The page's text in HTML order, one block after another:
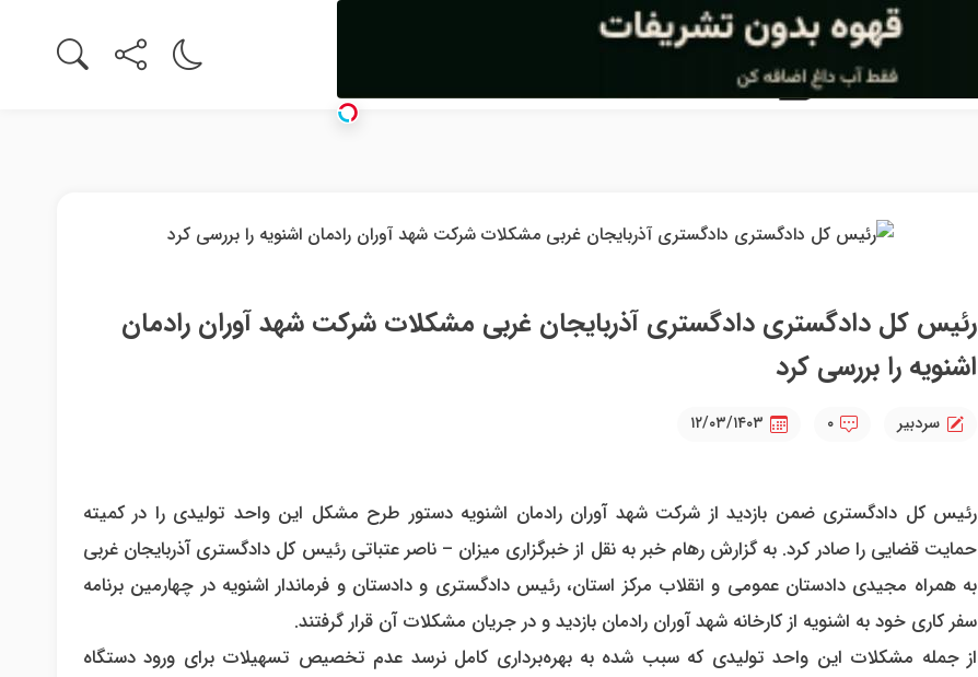
رئیس کل دادگستری دادگستری آذربایجان غربی مشکلات شرکت شهد آوران رادمان
اشنویه را بررسی کرد
سردبیر ۰ ۱۲/۰۳/۱۴۰۳
رئیس کل دادگستری ضمن بازدید از شرکت شهد آوران رادمان اشنویه دستور طرح مشکل این واحد تولیدی را در کمیته
حمایت قضایی را صادر کرد. به گزارش رهام خبر به نقل از خبرگزاری میزان – ناصر عتباتی رئیس کل دادگستری آذربایجان غربی
به همراه مجیدی دادستان عمومی و انقلاب مرکز استان، رئیس دادگستری و دادستان و فرماندار اشنویه در چهارمین برنامه
سفر کاری خود به اشنویه از کارخانه شهد آوران رادمان بازدید و در جریان مشکلات آن قرار گرفتند.
از جمله مشکلات این واحد تولیدی که سبب شده به بهره‌برداری کامل نرسد عدم تخصیص تسهیلات برای ورود دستگاه